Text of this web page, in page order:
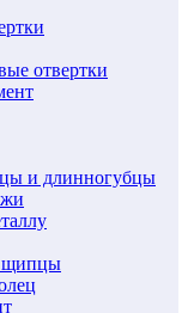
отвертки
и длинногубцы
щипцы